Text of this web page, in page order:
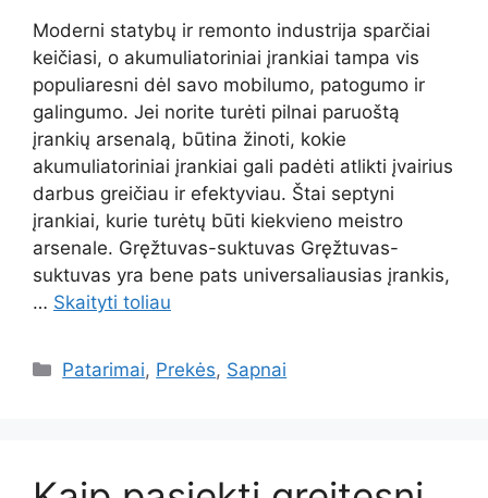
Moderni statybų ir remonto industrija sparčiai
keičiasi, o akumuliatoriniai įrankiai tampa vis
populiaresni dėl savo mobilumo, patogumo ir
galingumo. Jei norite turėti pilnai paruoštą
įrankių arsenalą, būtina žinoti, kokie
akumuliatoriniai įrankiai gali padėti atlikti įvairius
darbus greičiau ir efektyviau. Štai septyni
įrankiai, kurie turėtų būti kiekvieno meistro
arsenale. Gręžtuvas-suktuvas Gręžtuvas-
suktuvas yra bene pats universaliausias įrankis,
… Skaityti toliau
Kategorijos
Patarimai, Prekės, Sapnai